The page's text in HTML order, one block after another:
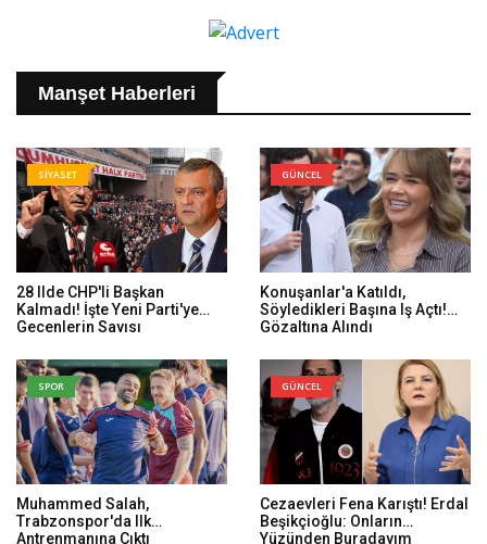
Manşet Haberleri
SİYASET
28 Ilde CHP'li Başkan
Kalmadı! İşte Yeni Parti'ye
Geçenlerin Sayısı
GÜNCEL
Konuşanlar'a Katıldı,
Söyledikleri Başına Iş Açtı!
Gözaltına Alındı
SPOR
Muhammed Salah,
Trabzonspor'da Ilk
Antrenmanına Çıktı
GÜNCEL
Cezaevleri Fena Karıştı! Erdal
Beşikçioğlu: Onların
Yüzünden Buradayım